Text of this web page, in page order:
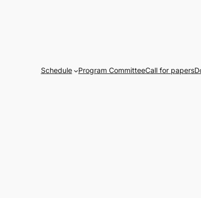
Schedule Program CommitteeCall for papers